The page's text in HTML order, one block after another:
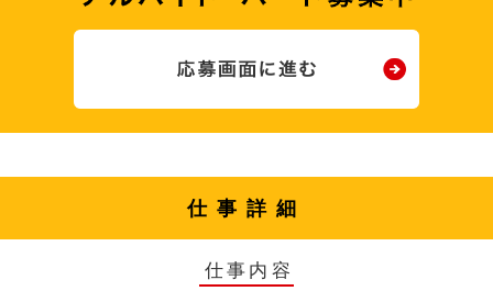
仕事詳細
仕事内容